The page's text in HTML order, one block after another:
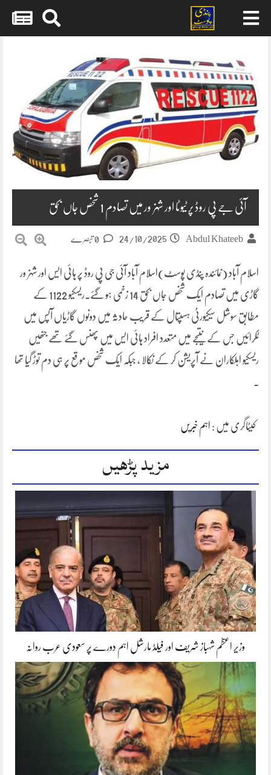
آئی جے پی روڈ پر ٹیوٹا اور شہزور میں تصادم 1 شخص جاں بحق
Abdul Khateeb
24/10/2025
اسلام آباد (نمائندہ پنڈی پوسٹ)اسلام آباد آئی جی پی روڈ پر ہائی ایس اور شہزور
گاڑی میں تصادم ایک شخص جاں بحق 14 زخمی ہو گئے۔ریسکیو 1122 کے
مطابق سوشل سیکیورٹی ہسپتال کے قریب حادثہ میں دونوں گاڑیاں آپس میں
ٹکرائیں جس کے نتیجے میں متعدد افراد ہائی ایس میں پھنس گئے تھے جنھیں
ریسکیو اہلکاران نے آپریشن کر کے نکالا ، جبکہ ایک شخص موقع پر ہی دم توڑ گیا تھا
کیٹاگری میں : اہم خبریں
مزید پڑھیں
وزیر اعظم شہباز شریف اور فیلڈ مارشل اہم دورے پر سعودی عرب روانہ